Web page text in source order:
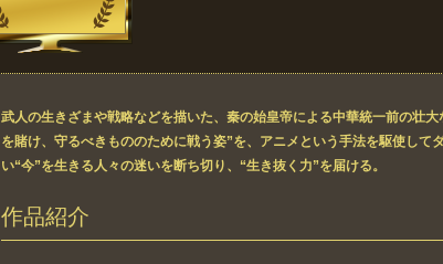
武人の生きざまや戦略などを描いた、秦の始皇帝による中華統一前の壮
を賭け、守るべきもののために戦う姿”を、アニメという手法を駆使して
い“今”を生きる人々の迷いを断ち切り、“生き抜く力”を届ける。
作品紹介